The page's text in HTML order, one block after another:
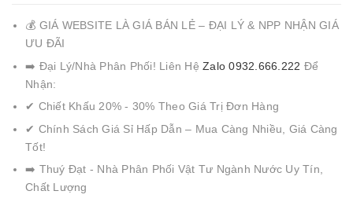
💰 GIÁ WEBSITE LÀ GIÁ BÁN LẺ – ĐẠI LÝ & NPP NHẬN GIÁ
ƯU ĐÃI
➡️ Đại Lý/Nhà Phân Phối! Liên Hệ Zalo 0932.666.222 Để
Nhận:
✔ Chiết Khấu 20% - 30% Theo Giá Trị Đơn Hàng
✔ Chính Sách Giá Sỉ Hấp Dẫn – Mua Càng Nhiều, Giá Càng
Tốt!
➡️ Thuý Đạt - Nhà Phân Phối Vật Tư Ngành Nước Uy Tín,
Chất Lượng